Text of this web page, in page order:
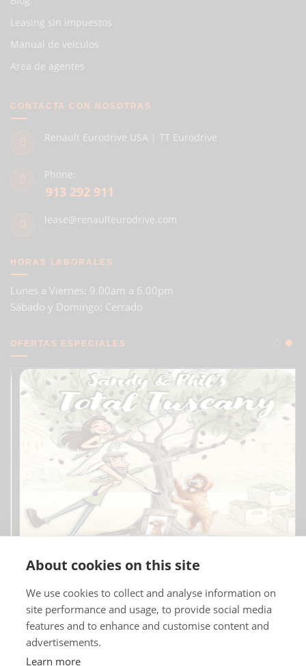
Leasing sin impuestos
Manual de veiculos
Area de agentes
CONTACTA CON NOSOTRAS
Renault Eurodrive USA | TT Eurodrive
Phone:
913 292 911
lease@renaulteurodrive.com
HORAS LABORALES
Lunes a Viernes: 9.00am a 6.00pm
Sábado y Domingo: Cerrado
OFERTAS ESPECIALES
About cookies on this site
We use cookies to collect and analyse information on
site performance and usage, to provide social media
features and to enhance and customise content and
advertisements.
Learn more